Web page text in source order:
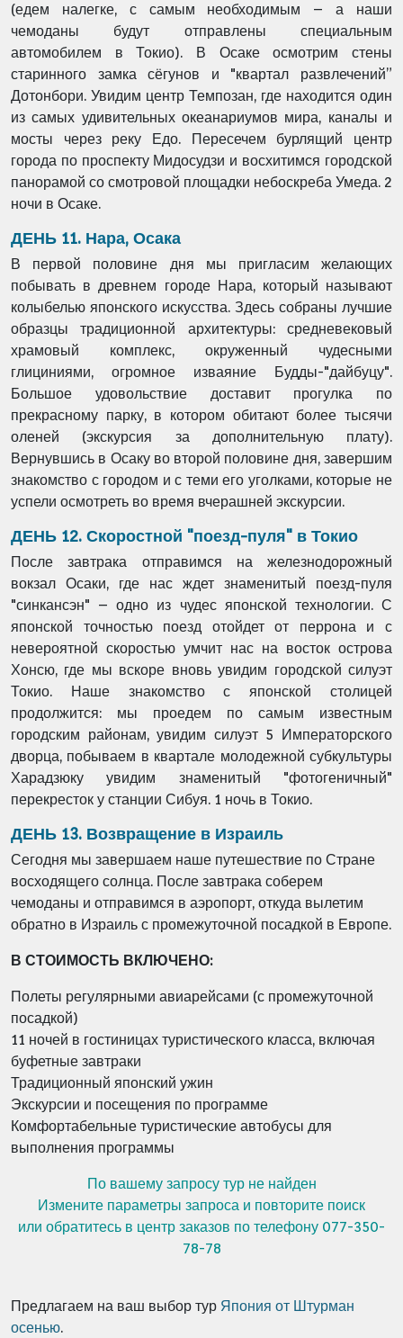
(едем налегке, с самым необходимым – а наши
чемоданы будут отправлены специальным
автомобилем в Токио). В Осаке осмотрим стены
старинного замка сёгунов и "квартал развлечений”
Дотонбори. Увидим центр Темпозан, где находится один
из самых удивительных океанариумов мира, каналы и
мосты через реку Едо. Пересечем бурлящий центр
города по проспекту Мидосудзи и восхитимся городской
панорамой со смотровой площадки небоскреба Умеда. 2
ночи в Осаке.
ДЕНЬ 11. Нара, Осака
В первой половине дня мы пригласим желающих
побывать в древнем городе Нара, который называют
колыбелью японского искусства. Здесь собраны лучшие
образцы традиционной архитектуры: средневековый
храмовый комплекс, окруженный чудесными
глициниями, огромное изваяние Будды-"дайбуцу".
Большое удовольствие доставит прогулка по
прекрасному парку, в котором обитают более тысячи
оленей (экскурсия за дополнительную плату).
Вернувшись в Осаку во второй половине дня, завершим
знакомство с городом и с теми его уголками, которые не
успели осмотреть во время вчерашней экскурсии.
ДЕНЬ 12. Скоростной "поезд-пуля" в Токио
После завтрака отправимся на железнодорожный
вокзал Осаки, где нас ждет знаменитый поезд-пуля
"синкансэн" – одно из чудес японской технологии. С
японской точностью поезд отойдет от перрона и с
невероятной скоростью умчит нас на восток острова
Хонсю, где мы вскоре вновь увидим городской силуэт
Токио. Наше знакомство с японской столицей
продолжится: мы проедем по самым известным
городским районам, увидим силуэт 5 Императорского
дворца, побываем в квартале молодежной субкультуры
Харадзюку увидим знаменитый "фотогеничный"
перекресток у станции Сибуя. 1 ночь в Токио.
ДЕНЬ 13. Возвращение в Израиль
Сегодня мы завершаем наше путешествие по Стране
восходящего солнца. После завтрака соберем
чемоданы и отправимся в аэропорт, откуда вылетим
обратно в Израиль с промежуточной посадкой в Европе.
В СТОИМОСТЬ ВКЛЮЧЕНО:
Полеты регулярными авиарейсами (с промежуточной
посадкой)
11 ночей в гостиницах туристического класса, включая
буфетные завтраки
Традиционный японский ужин
Экскурсии и посещения по программе
Комфортабельные туристические автобусы для
выполнения программы
По вашему запросу тур не найден
Измените параметры запроса и повторите поиск
или обратитесь в центр заказов по телефону 077-350-
78-78
Предлагаем на ваш выбор тур Япония от Штурман
осенью.